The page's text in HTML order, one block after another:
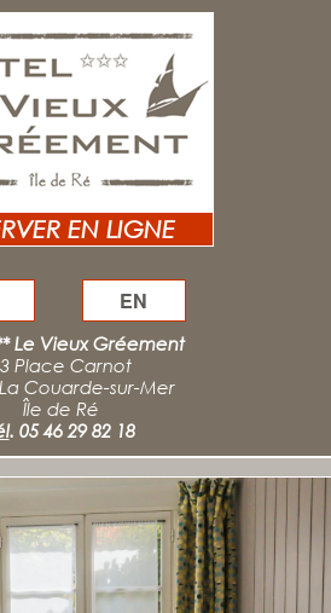
RÉSERVER EN LIGNE
EN
Le Vieux Gréement
Place Carnot
La Couarde-sur-Mer
Île de Ré
. 05 46 29 82 18